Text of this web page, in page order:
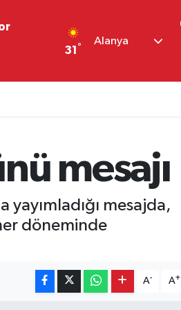
31 °
Alanya
mesajı
yayımladığı mesajda,
döneminde
A- A+